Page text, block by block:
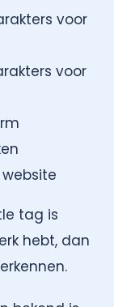
voor
voor
tag is
hebt, dan